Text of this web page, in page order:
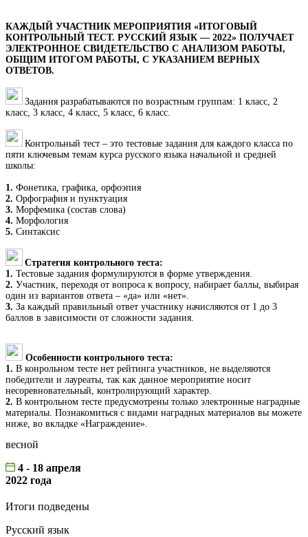
КАЖДЫЙ УЧАСТНИК МЕРОПРИЯТИЯ «ИТОГОВЫЙ
КОНТРОЛЬНЫЙ ТЕСТ. РУССКИЙ ЯЗЫК — 2022» ПОЛУЧАЕТ
ЭЛЕКТРОННОЕ СВИДЕТЕЛЬСТВО С АНАЛИЗОМ РАБОТЫ,
ОБЩИМ ИТОГОМ РАБОТЫ, С УКАЗАНИЕМ ВЕРНЫХ
ОТВЕТОВ.
Задания разрабатываются по возрастным группам: 1 класс, 2
класс, 3 класс, 4 класс, 5 класс, 6 класс.
Контрольный тест – это тестовые задания для каждого класса по
пяти ключевым темам курса русского языка начальной и средней
школы:
1. Фонетика, графика, орфоэпия
2. Орфография и пунктуация
3. Морфемика (состав слова)
4. Морфология
5. Синтаксис
Стратегия контрольного теста:
1. Тестовые задания формулируются в форме утверждения.
2. Участник, переходя от вопроса к вопросу, набирает баллы, выбирая
один из вариантов ответа – «да» или «нет».
3. За каждый правильный ответ участнику начисляются от 1 до 3
баллов в зависимости от сложности задания.
Особенности контрольного теста:
1. В конрольном тесте нет рейтинга участников, не выделяются
победители и лауреаты, так как данное мероприятие носит
несоревновательный, контролирующий характер.
2. В контрольном тесте предусмотрены только электронные наградные
материалы. Познакомиться с видами наградных материалов вы можете
ниже, во вкладке «Награждение».
весной
4 - 18 апреля
2022 года
Итоги подведены
Русский язык